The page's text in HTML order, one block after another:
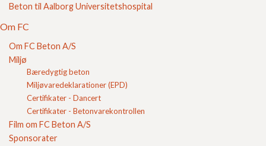
Beton til Aalborg Universitetshospital
Om FC
Om FC Beton A/S
Miljø
Bæredygtig beton
Miljøvaredeklarationer (EPD)
Certifikater - Dancert
Certifikater - Betonvarekontrollen
Film om FC Beton A/S
Sponsorater
Sikker E-handel